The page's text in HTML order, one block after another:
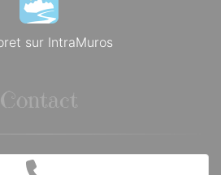
sur IntraMuros
Contact